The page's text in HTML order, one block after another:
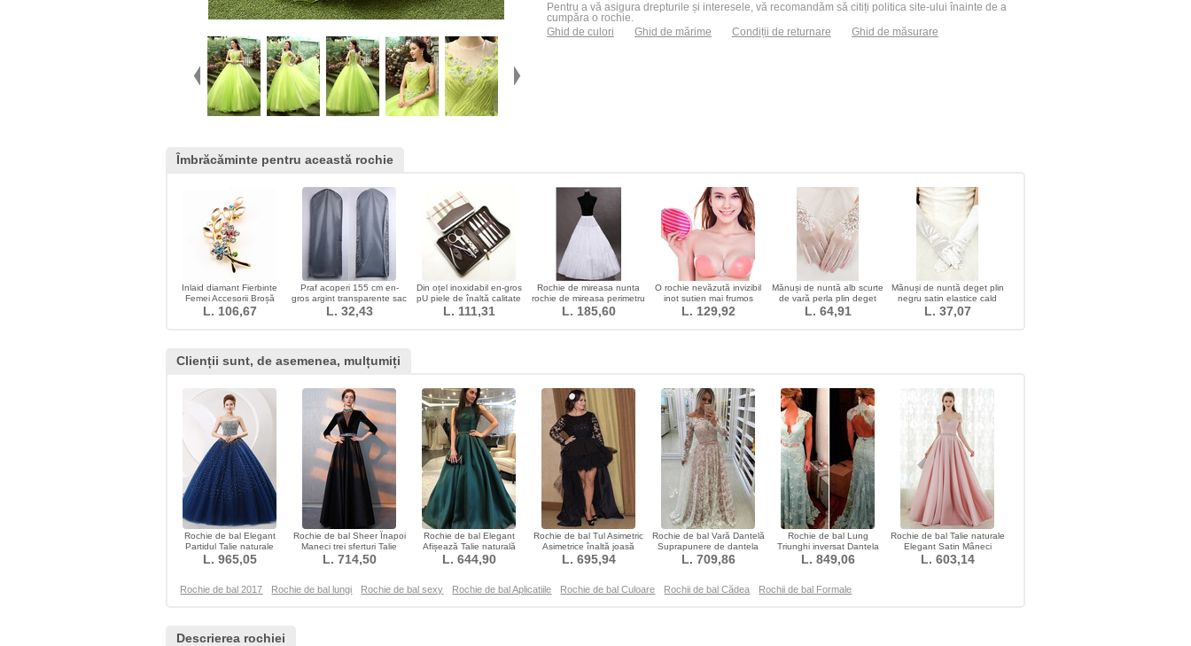
Pentru a vă asigura drepturile și interesele, vă recomandăm să citiți politica site-ului înainte de a
cumpăra o rochie.
Ghid de culori
Ghid de mărime Condiții de returnare Ghid de măsurare
Îmbrăcăminte pentru această rochie
Inlaid diamant Fierbinte
Femei Accesorii Broșă
Crystal Leaf
L. 106,67
Praf acoperi 155 cm en-
gros argint transparente sac
de rochie de mireasa praf
L. 32,43
Din oțel inoxidabil en-gros
pU piele de înaltă calitate
costum de unghii tăiere
L. 111,31
Rochie de mireasa nunta
rochie de mireasa perimetru
fara talie standard talie
elastica
L. 185,60
O rochie nevăzută invizibil
inot sutien mai frumos
înapoi
L. 129,92
Mănuși de nuntă alb scurte
de vară perla plin deget
adecvate
L. 64,91
Mănuși de nuntă deget plin
negru satin elastice cald
ceremonial
L. 37,07
Clienții sunt, de asemenea, mulțumiți
Rochie de bal Elegant
Partidul Talie naturale
Dantelă sus Cristal
L. 965,05
Rochie de bal Sheer Înapoi
Maneci trei sferturi Talie
naturală
L. 714,50
Rochie de bal Elegant
Afișează Talie naturală
Satin Fără mâneci
L. 644,90
Rochie de bal Tul Asimetric
Asimetrice înaltă joasă
Mâneci lungi
L. 695,94
Rochie de bal Vară Dantelă
Suprapunere de dantela
Mâneci lungi
L. 709,86
Rochie de bal Lung
Triunghi inversat Dantela
Dantelă Talie naturale
L. 849,06
Rochie de bal Talie naturale
Elegant Satin Mâneci
plafonate Mediu
L. 603,14
Rochie de bal 2017 Rochie de bal lungi Rochie de bal sexy Rochie de bal Aplicatiile Rochie de bal Culoare Rochii de bal Cădea Rochii de bal Formale
Descrierea rochiei